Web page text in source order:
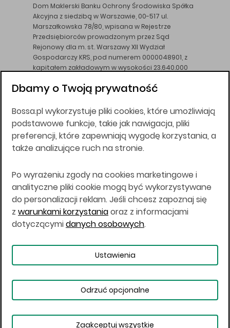
Dom Maklerski Banku Ochrony Środowiska Spółka
Akcyjna z siedzibą w Warszawie, 00-517 ul.
Marszałkowska 78/80, wpisana w Rejestrze
Przedsiębiorców prowadzonym przez Sąd
Rejonowy dla m. st. Warszawy XII Wydział
Gospodarczy KRS, pod numerem 0000048901, z
kapitałem zakładowym w wysokości 23.640.000
DM BOŚ działa na podstawie zezwolenia KNF z dnia
Wszelkie informacje na niniejszej stronie w tym
informacje o produktach inwestycyjnych nie są
kierowane do osób mających miejsce
zamieszkania lub pobytu w Stanach
Japonii, ani w dowolnej innej jurysdykcji, w której
taki materiał byłby sprzeczny z prawem lub w
których zgodne z prawem nabycie produktów
inwestycyjnych nie jest możliwe lub w której nie
jest możliwe złożenie oferty. Prawa obowiązujące
w danej jurysdykcji określają, czy jest możliwe
nabycie poszczególnych produktów
Copyright © 2026 BOŚ | BOSSA.PL
Warunki korzystania
Dane osobowe
Dbamy o Twoją prywatność
Bossa.pl wykorzystuje pliki cookies, które umożliwiają
podstawowe funkcje, takie jak nawigacja, pliki
preferencji, które zapewniają wygodę korzystania, a
także analizujące ruch na stronie.
Po wyrażeniu zgody na cookies marketingowe i
analityczne pliki cookie mogą być wykorzystywane
do personalizacji reklam. Jeśli chcesz zapoznaj się
z warunkami korzystaniaoraz z informacjami
dotyczącymidanych osobowych.
Ustawienia
Odrzuć opcjonalne
Zaakceptuj wszystkie